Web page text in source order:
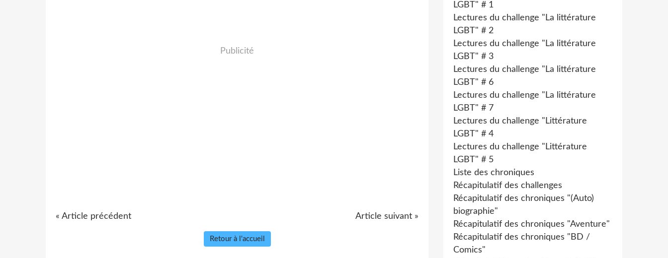
Publicité
« Article précédent Article suivant »
Retour à l'accueil
LGBT" # 1
Lectures du challenge "La littérature
LGBT" # 2
Lectures du challenge "La littérature
LGBT" # 3
Lectures du challenge "La littérature
LGBT" # 6
Lectures du challenge "La littérature
LGBT" # 7
Lectures du challenge "Littérature
LGBT" # 4
Lectures du challenge "Littérature
LGBT" # 5
Liste des chroniques
Récapitulatif des challenges
Récapitulatif des chroniques "(Auto)
biographie"
Récapitulatif des chroniques "Aventure"
Récapitulatif des chroniques "BD /
Comics"